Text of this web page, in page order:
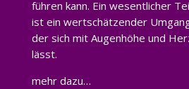
führen kann. Ein wesentlicher
ist ein wertschätzender
der sich mit Augenhöhe und
lässt.
mehr dazu…